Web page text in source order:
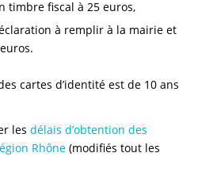
timbre fiscal à 25 euros,
à remplir à la mairie et
cartes d’identité est de 10 ans
les délais d’obtention des
Rhône (modifiés tout les